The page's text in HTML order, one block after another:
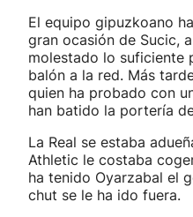
El equipo gipuzkoano
gran ocasión de Sucic,
molestado lo suficiente
balón a la red. Más
quien ha probado con
han batido la portería
La Real se estaba
Athletic le costaba
ha tenido Oyarzabal el
chut se le ha ido fuera.